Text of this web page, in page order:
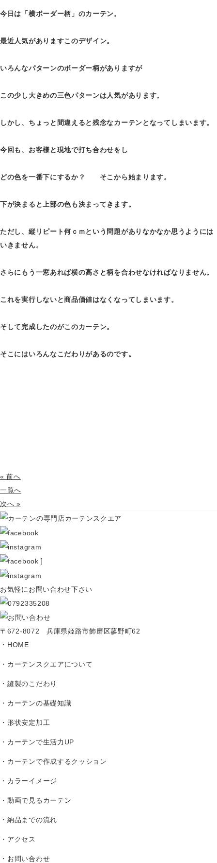
今日は「横ボーダー柄」のカーテン。
最近人気がありますこのデザイン。
いろんなパターンのボーダー柄がありますが
この少し大きめの三色パターンは人気があります。
しかし、ちょっと間違えると残念なカーテンとなってしまいます。
今回も、お客様と現地で打ち合わせをし
どの色を一番下にするか？ そこから始まります。
下が決まると上部の色も決まってきます。
ただし、縦リピート何ｃｍという問題がありなかなか思うようには
いきません。
さらにもう一窓あれば横の高さと柄を合わせなければなりません。
これを実行しないと商品価値はなくなってしまいます。
そして完成したのがこのカーテン。
そこにはいろんなこだわりがあるのです。
« 前へ
一覧へ
次へ »
]
お気軽にお問い合わせ下さい
〒672-8072 兵庫県姫路市飾磨区蓼野町62
HOME
カーテンスクエアについて
縫製のこだわり
カーテンの基礎知識
形状安定加工
カーテンで生活力UP
カーテンで作成するクッション
カラーイメージ
動画で見るカーテン
納品までの流れ
アクセス
お問い合わせ